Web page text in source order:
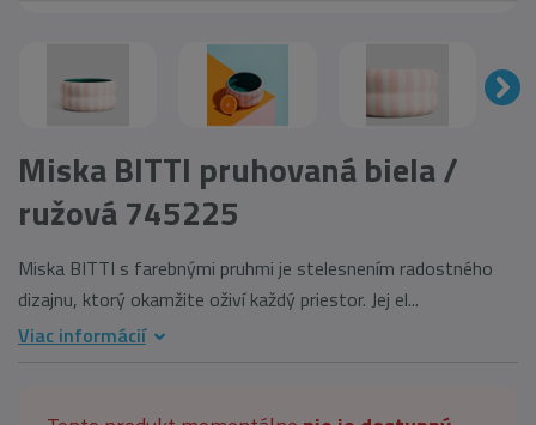
Miska BITTI pruhovaná biela /
ružová 745225
Miska BITTI s farebnými pruhmi je stelesnením radostného
dizajnu, ktorý okamžite oživí každý priestor. Jej el...
Viac informácií